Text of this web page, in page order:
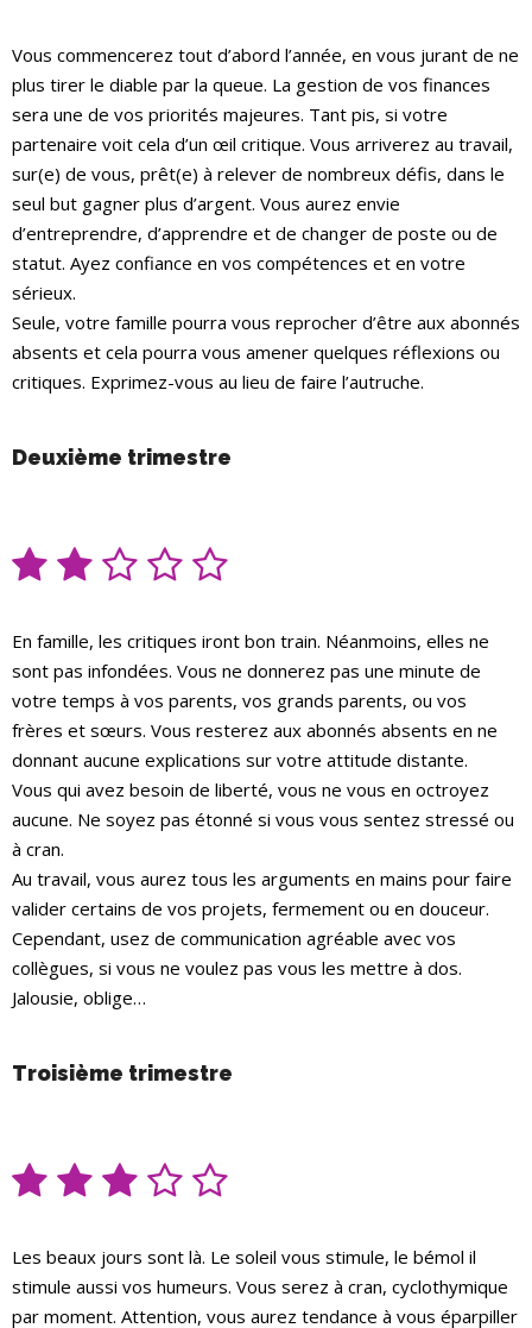
Vous commencerez tout d’abord l’année, en vous jurant de ne
plus tirer le diable par la queue. La gestion de vos finances
sera une de vos priorités majeures. Tant pis, si votre
partenaire voit cela d’un œil critique. Vous arriverez au travail,
sur(e) de vous, prêt(e) à relever de nombreux défis, dans le
seul but gagner plus d’argent. Vous aurez envie
d’entreprendre, d’apprendre et de changer de poste ou de
statut. Ayez confiance en vos compétences et en votre
sérieux.
Seule, votre famille pourra vous reprocher d’être aux abonnés
absents et cela pourra vous amener quelques réflexions ou
critiques. Exprimez-vous au lieu de faire l’autruche.
Deuxième trimestre
En famille, les critiques iront bon train. Néanmoins, elles ne
sont pas infondées. Vous ne donnerez pas une minute de
votre temps à vos parents, vos grands parents, ou vos
frères et sœurs. Vous resterez aux abonnés absents en ne
donnant aucune explications sur votre attitude distante.
Vous qui avez besoin de liberté, vous ne vous en octroyez
aucune. Ne soyez pas étonné si vous vous sentez stressé ou
à cran.
Au travail, vous aurez tous les arguments en mains pour faire
valider certains de vos projets, fermement ou en douceur.
Cependant, usez de communication agréable avec vos
collègues, si vous ne voulez pas vous les mettre à dos.
Jalousie, oblige…
Troisième trimestre
Les beaux jours sont là. Le soleil vous stimule, le bémol il
stimule aussi vos humeurs. Vous serez à cran, cyclothymique
par moment. Attention, vous aurez tendance à vous éparpiller